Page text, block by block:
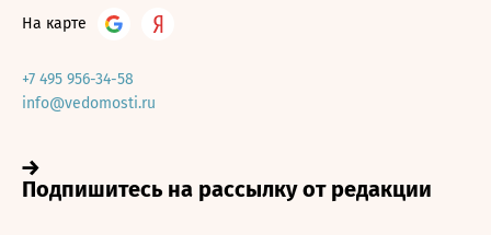
На карте
+7 495 956-34-58
info@vedomosti.ru